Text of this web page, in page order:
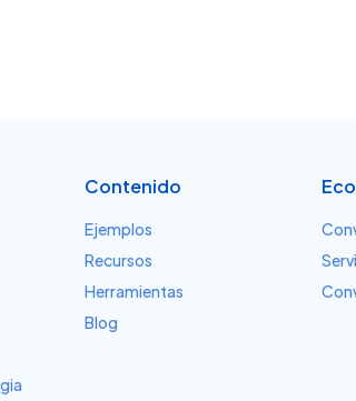
Contenido
Ejemplos
Recursos
Herramientas
Blog